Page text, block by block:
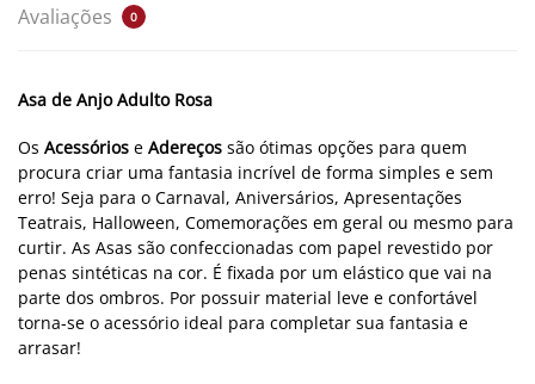
Avaliações 0
Asa de Anjo Adulto Rosa
Os Acessórios e Adereços são ótimas opções para quem
procura criar uma fantasia incrível de forma simples e sem
erro! Seja para o Carnaval, Aniversários, Apresentações
Teatrais, Halloween, Comemorações em geral ou mesmo para
curtir. As Asas são confeccionadas com papel revestido por
penas sintéticas na cor. É fixada por um elástico que vai na
parte dos ombros. Por possuir material leve e confortável
torna-se o acessório ideal para completar sua fantasia e
arrasar!